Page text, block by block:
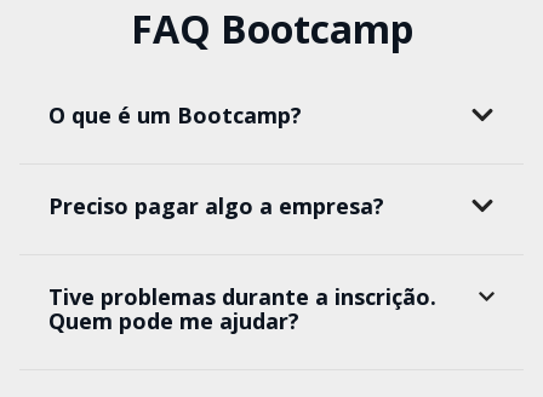
FAQ Bootcamp
O que é um Bootcamp?
Preciso pagar algo a empresa?
Tive problemas durante a inscrição.
Quem pode me ajudar?